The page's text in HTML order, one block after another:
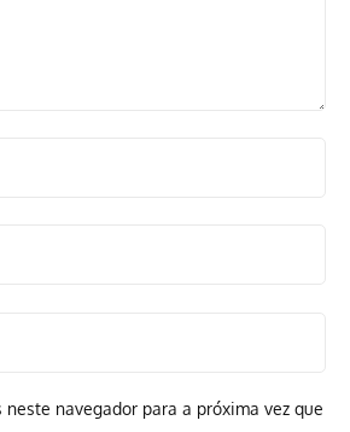
neste navegador para a próxima vez que